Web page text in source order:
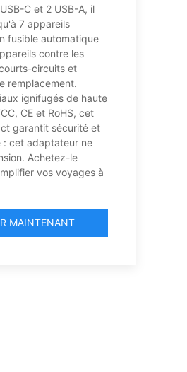
C et 2 USB-A, il
7 appareils
fusible automatique
contre les
circuits et
remplacement.
ignifugés de haute
CE et RoHS, cet
garantit sécurité et
: cet adaptateur ne
Achetez-le
vos voyages à
MAINTENANT